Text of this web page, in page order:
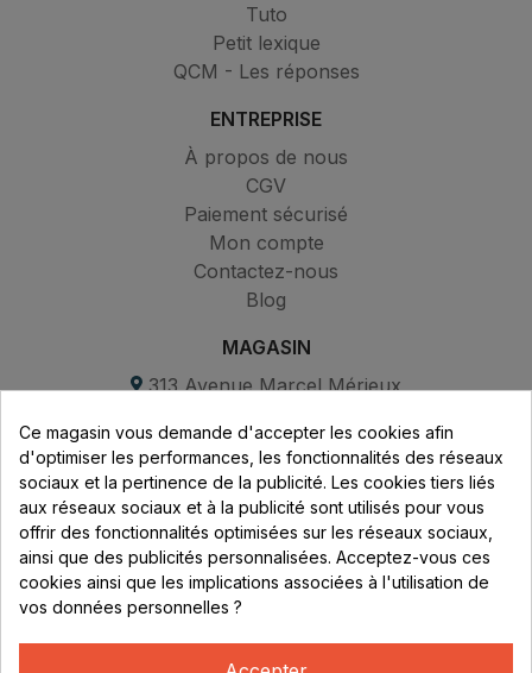
Tuto
Petit lexique
QCM - Les réponses
ENTREPRISE
À propos de nous
CGV
Paiement sécurisé
Mon compte
Contactez-nous
Blog
MAGASIN
313 Avenue Marcel Mérieux
69530 Brignais
Lundi au vendredi :
8h - 16h
uniquement sur Rendez-vous
CONTACT
04 78 37 00 68
Ce magasin vous demande d'accepter les cookies afin
d'optimiser les performances, les fonctionnalités des réseaux
sociaux et la pertinence de la publicité. Les cookies tiers liés
aux réseaux sociaux et à la publicité sont utilisés pour vous
offrir des fonctionnalités optimisées sur les réseaux sociaux,
ainsi que des publicités personnalisées. Acceptez-vous ces
cookies ainsi que les implications associées à l'utilisation de
vos données personnelles ?